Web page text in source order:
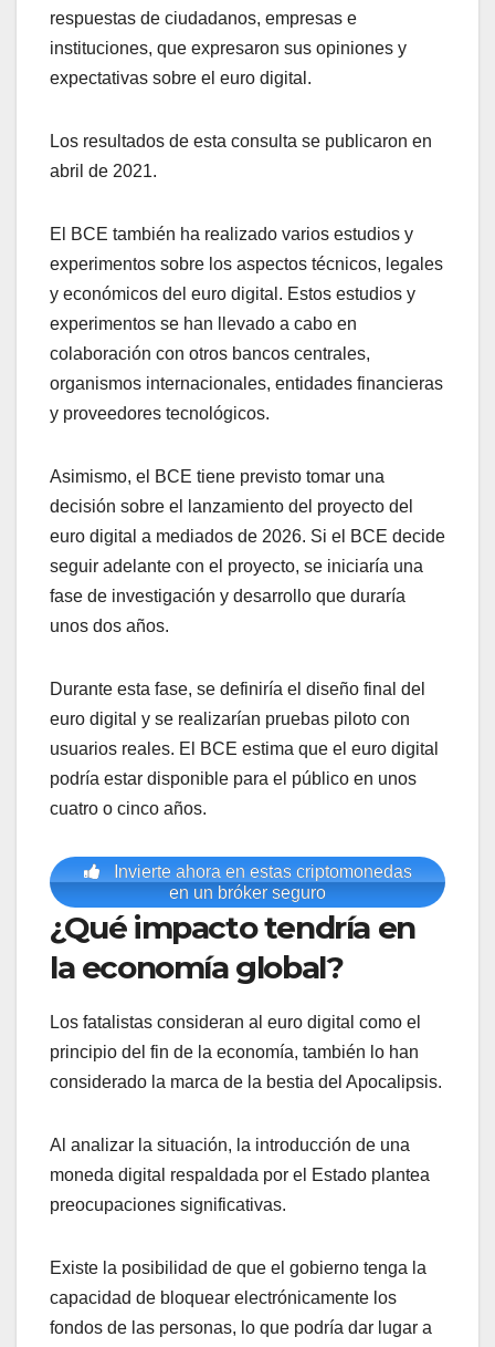
respuestas de ciudadanos, empresas e
instituciones, que expresaron sus opiniones y
expectativas sobre el euro digital.
Los resultados de esta consulta se publicaron en
abril de 2021.
El BCE también ha realizado varios estudios y
experimentos sobre los aspectos técnicos, legales
y económicos del euro digital. Estos estudios y
experimentos se han llevado a cabo en
colaboración con otros bancos centrales,
organismos internacionales, entidades financieras
y proveedores tecnológicos.
Asimismo, el BCE tiene previsto tomar una
decisión sobre el lanzamiento del proyecto del
euro digital a mediados de 2026. Si el BCE decide
seguir adelante con el proyecto, se iniciaría una
fase de investigación y desarrollo que duraría
unos dos años.
Durante esta fase, se definiría el diseño final del
euro digital y se realizarían pruebas piloto con
usuarios reales. El BCE estima que el euro digital
podría estar disponible para el público en unos
cuatro o cinco años.
Invierte ahora en estas criptomonedas
en un bróker seguro
¿Qué impacto tendría en
la economía global?
Los fatalistas consideran al euro digital como el
principio del fin de la economía, también lo han
considerado la marca de la bestia del Apocalipsis.
Al analizar la situación, la introducción de una
moneda digital respaldada por el Estado plantea
preocupaciones significativas.
Existe la posibilidad de que el gobierno tenga la
capacidad de bloquear electrónicamente los
fondos de las personas, lo que podría dar lugar a